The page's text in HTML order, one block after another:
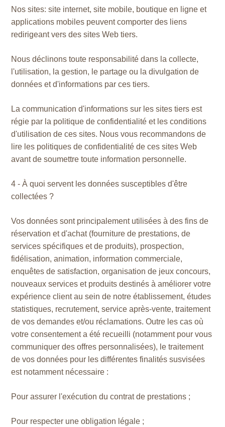
Nos sites: site internet, site mobile, boutique en ligne et
applications mobiles peuvent comporter des liens
redirigeant vers des sites Web tiers.
Nous déclinons toute responsabilité dans la collecte,
l'utilisation, la gestion, le partage ou la divulgation de
données et d'informations par ces tiers.
La communication d'informations sur les sites tiers est
régie par la politique de confidentialité et les conditions
d'utilisation de ces sites. Nous vous recommandons de
lire les politiques de confidentialité de ces sites Web
avant de soumettre toute information personnelle.
4 - À quoi servent les données susceptibles d'être
collectées ?
Vos données sont principalement utilisées à des fins de
réservation et d'achat (fourniture de prestations, de
services spécifiques et de produits), prospection,
fidélisation, animation, information commerciale,
enquêtes de satisfaction, organisation de jeux concours,
nouveaux services et produits destinés à améliorer votre
expérience client au sein de notre établissement, études
statistiques, recrutement, service après-vente, traitement
de vos demandes et/ou réclamations. Outre les cas où
votre consentement a été recueilli (notamment pour vous
communiquer des offres personnalisées), le traitement
de vos données pour les différentes finalités susvisées
est notamment nécessaire :
Pour assurer l'exécution du contrat de prestations ;
Pour respecter une obligation légale ;